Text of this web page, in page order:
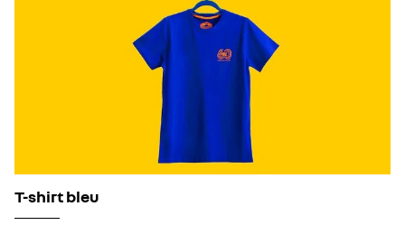
T-shirt bleu